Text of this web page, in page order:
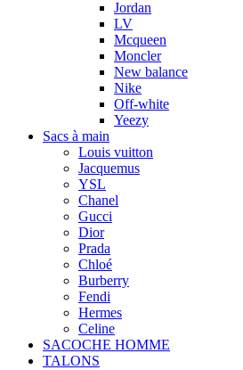
Jordan
LV
Mcqueen
Moncler
New balance
Nike
Off-white
Yeezy
Sacs à main
Louis vuitton
Jacquemus
YSL
Chanel
Gucci
Dior
Prada
Chloé
Burberry
Fendi
Hermes
Celine
SACOCHE HOMME
TALONS